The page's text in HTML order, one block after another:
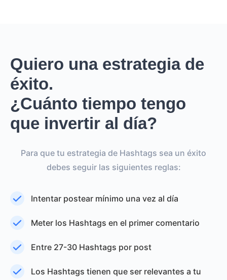
Quiero una estrategia de
éxito.
¿Cuánto tiempo tengo
que invertir al día?
Para que tu estrategia de Hashtags sea un éxito
debes seguir las siguientes reglas:
Intentar postear mínimo una vez al día
Meter los Hashtags en el primer comentario
Entre 27-30 Hashtags por post
Los Hashtags tienen que ser relevantes a tu